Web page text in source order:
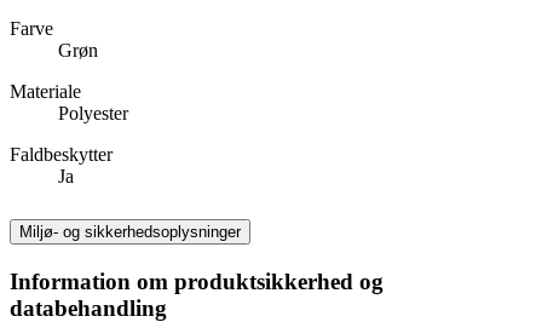
Farve
Grøn
Materiale
Polyester
Faldbeskytter
Ja
Miljø- og sikkerhedsoplysninger
Information om produktsikkerhed og
databehandling